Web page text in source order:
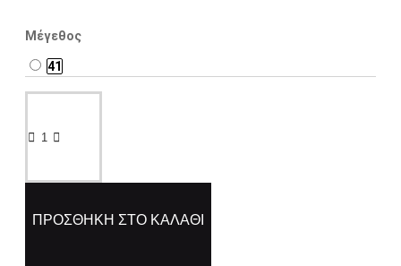
Μέγεθος
41
ΠΡΟΣΘΉΚΗ ΣΤΟ ΚΑΛΆΘΙ